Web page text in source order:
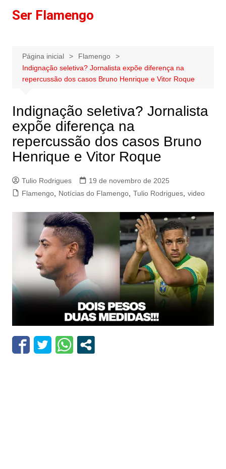
paraSer Flamengo
Página inicial
Flamengo
Indignação seletiva? Jornalista expõe diferença na
repercussão dos casos Bruno Henrique e Vitor Roque
Indignação seletiva? Jornalista
expõe diferença na
repercussão dos casos Bruno
Henrique e Vitor Roque
Tulio Rodrigues
19 de novembro de 2025
Flamengo, Notícias do Flamengo, Tulio Rodrigues, video